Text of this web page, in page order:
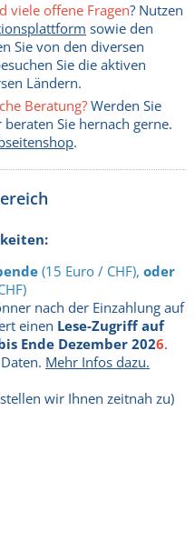
viele offene Fragen? Nutzen
sowie den
Sie von den diversen
Sie die aktiven
Ländern.
Beratung?Werden Sie
Sie hernach gerne.
.
(15 Euro / CHF), oder
nach der Einzahlung auf
einen Lese-Zugriff auf
Ende Dezember 2026.
Mehr Infos dazu.
wir Ihnen zeitnah zu)